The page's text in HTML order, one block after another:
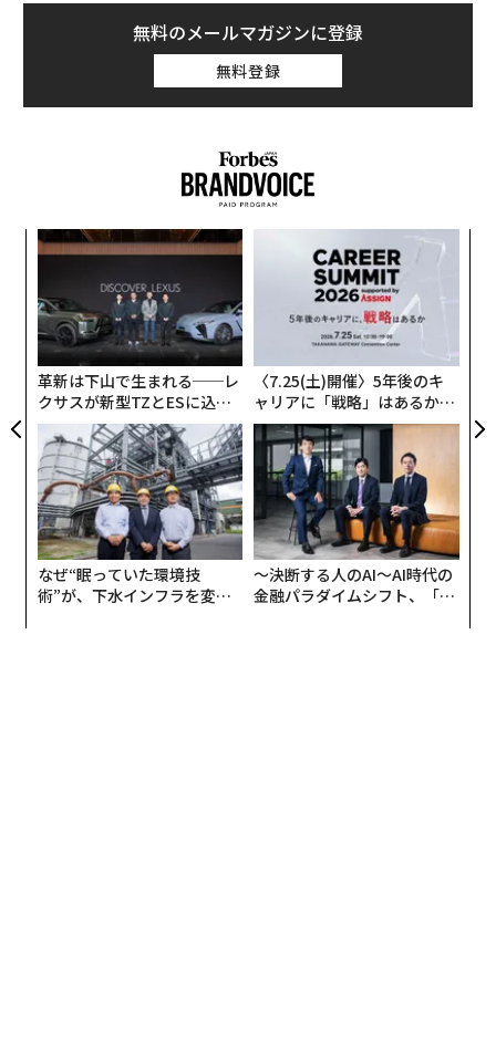
無料のメールマガジンに登録
無料登録
革新は下山で生まれる──レ
クサスが新型TZとESに込め
た「DISCOVER」の哲学
〈7.25(土)開催〉5年後のキ
ャリアに「戦略」はあるか。
トップエグゼクティブのキャ
リアに触れる1日│CAREER S
UMMIT 2026
なぜ“眠っていた環境技
術”が、下水インフラを変え
〜決断する人のAI〜AI時代の
金融パラダイムシフト、「超